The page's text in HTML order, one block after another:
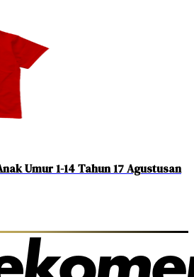
Umur 1-14 Tahun 17 Agustusan